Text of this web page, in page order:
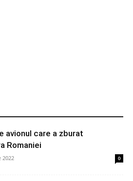
avionul care a zburat
Romaniei
2022 0